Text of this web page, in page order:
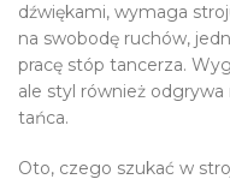
dźwiękami, wymaga
na swobodę ruchów,
pracę stóp tancerza.
ale styl również
tańca.
Oto, czego szukać w